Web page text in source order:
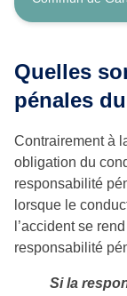
Quelles
pénales
Contrairement à
obligation du
responsabilité
lorsque le
l’accident se
responsabilité
Si la